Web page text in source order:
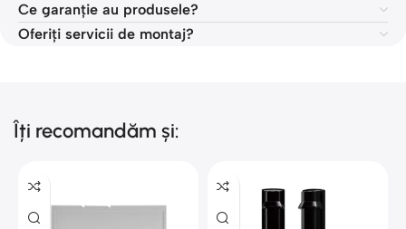
Ce garanție au produsele?
Oferiți servicii de montaj?
Îți recomandăm și: